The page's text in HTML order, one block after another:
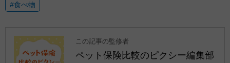
#食べ物
この記事の監修者
ペット保険比較のピクシー編集部